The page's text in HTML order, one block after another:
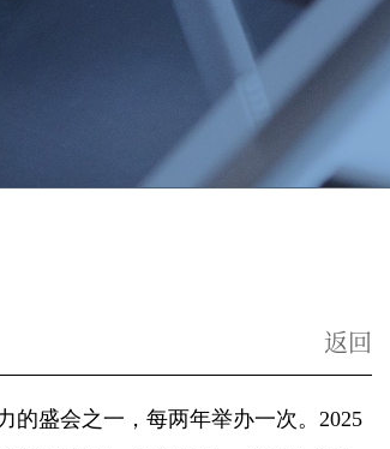
返回
的盛会之一，每两年举办一次。2025